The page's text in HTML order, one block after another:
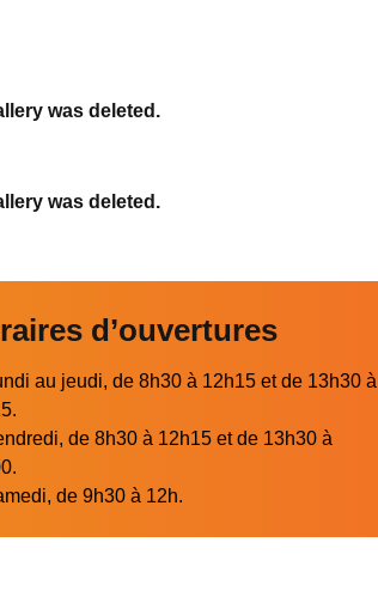
was deleted.
was deleted.
d’ouvertures
au jeudi, de 8h30 à 12h15 et de 13h30 à
de 8h30 à 12h15 et de 13h30 à
de 9h30 à 12h.